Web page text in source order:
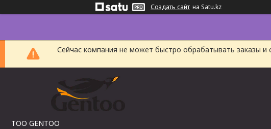
Создать сайт на Satu.kz
Сейчас компания не может быстро обрабатывать заказы
TOO GENTOO